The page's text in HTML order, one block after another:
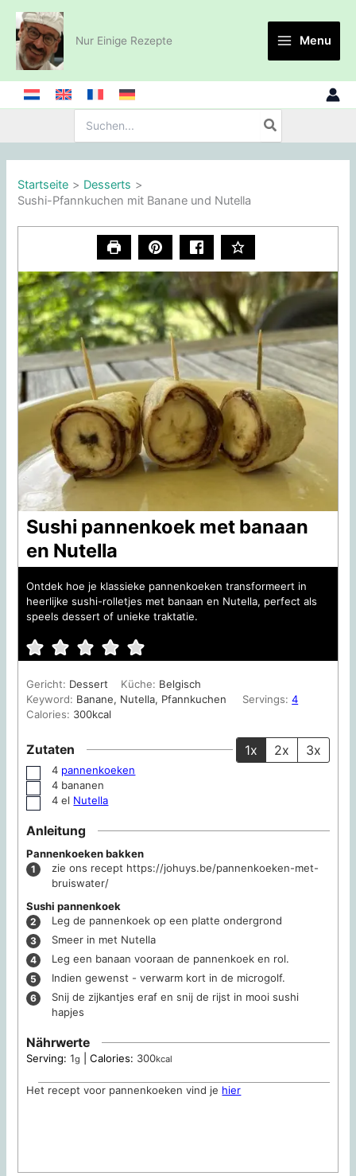
Zum
Inhalt
springen
Nur Einige Rezepte Menu
nach:
Startseite
Desserts
Sushi-Pfannkuchen mit Banane und Nutella
Sushi pannenkoek met banaan
en Nutella
Ontdek hoe je klassieke pannenkoeken transformeert in
heerlijke sushi-rolletjes met banaan en Nutella, perfect als
speels dessert of unieke traktatie.
Gericht: Dessert Küche: Belgisch
Keyword: Banane, Nutella, Pfannkuchen Servings:4
Calories: 300kcal
Zutaten 1x 2x 3x
▢
4 pannenkoeken
▢
4 bananen
▢
4 el Nutella
Anleitung
Pannenkoeken bakken
zie ons recept https://johuys.be/pannenkoeken-met-
bruiswater/
Sushi pannenkoek
Leg de pannenkoek op een platte ondergrond
Smeer in met Nutella
Leg een banaan vooraan de pannenkoek en rol.
Indien gewenst - verwarm kort in de microgolf.
Snij de zijkantjes eraf en snij de rijst in mooi sushi
hapjes
Nährwerte
Serving:1g |Calories: 300kcal
Het recept voor pannenkoeken vind je hier